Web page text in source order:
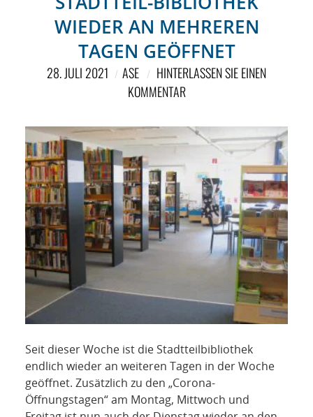
MAGAZIN
ÜBER UNS
RUBRIKEN
SPONSORING
KONTAKT
WIEDER AN MEHREREN
TAGEN GEÖFFNET
28. JULI 2021 ASE
HINTERLASSEN SIE EINEN
KOMMENTAR
Seit dieser Woche ist die Stadtteilbibliothek
endlich wieder an weiteren Tagen in der Woche
geöffnet. Zusätzlich zu den „Corona-
Öffnungstagen“ am Montag, Mittwoch und